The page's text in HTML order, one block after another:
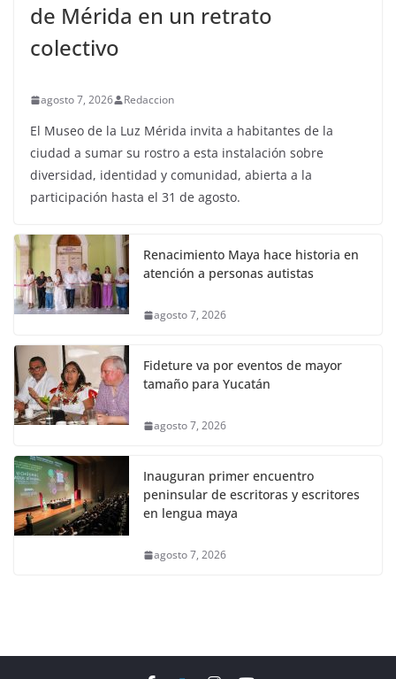
de Mérida en un retrato
colectivo
agosto 7, 2026 Redaccion
El Museo de la Luz Mérida invita a habitantes de la
ciudad a sumar su rostro a esta instalación sobre
diversidad, identidad y comunidad, abierta a la
participación hasta el 31 de agosto.
Renacimiento Maya hace historia en
atención a personas autistas
agosto 7, 2026
Fideture va por eventos de mayor
tamaño para Yucatán
agosto 7, 2026
Inauguran primer encuentro
peninsular de escritoras y escritores
en lengua maya
agosto 7, 2026